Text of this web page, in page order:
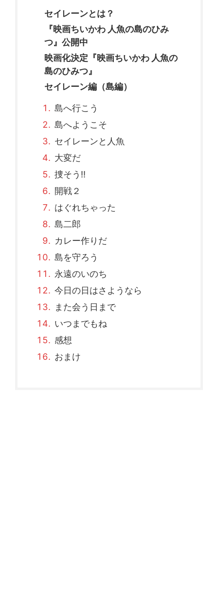
セイレーンとは？
『映画ちいかわ 人魚の島のひみ
つ』公開中
映画化決定『映画ちいかわ 人魚の
島のひみつ』
セイレーン編（島編）
島へ行こう
島へようこそ
セイレーンと人魚
大変だ
捜そう!!
開戦２
はぐれちゃった
島二郎
カレー作りだ
島を守ろう
永遠のいのち
今日の日はさようなら
また会う日まで
いつまでもね
感想
おまけ